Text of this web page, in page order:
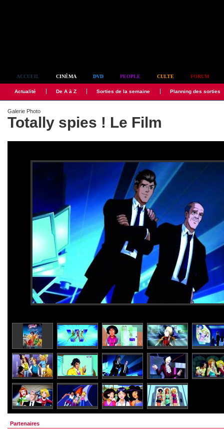
ACCUEIL CINÉMA DVD PEOPLE CULTE FORUM
Actualité De A à Z Sorties de la semaine Planning des sorties
Galerie Photo
Totally spies ! Le Film
Partenaires